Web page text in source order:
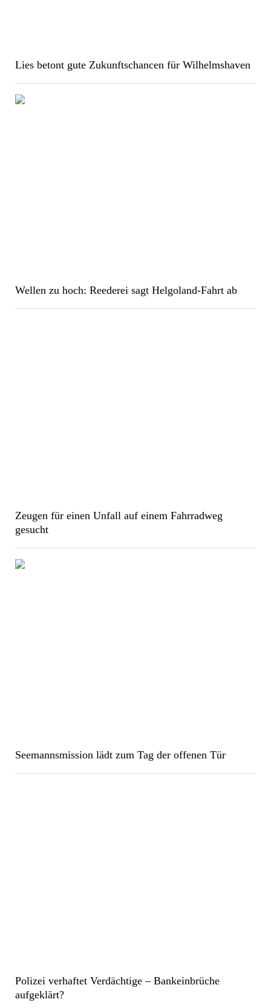
Lies betont gute Zukunftschancen für Wilhelmshaven
Wellen zu hoch: Reederei sagt Helgoland-Fahrt ab
Zeugen für einen Unfall auf einem Fahrradweg
gesucht
Seemannsmission lädt zum Tag der offenen Tür
Polizei verhaftet Verdächtige – Bankeinbrüche
aufgeklärt?